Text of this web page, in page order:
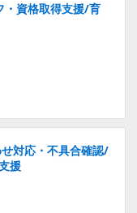
・資格取得支援/育
対応・不具合確認/
援